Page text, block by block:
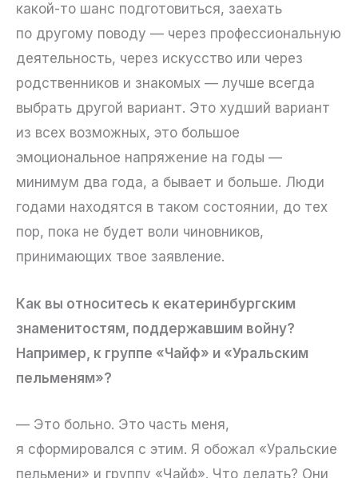
какой-то шанс подготовиться, заехать
по другому поводу — через профессиональную
деятельность, через искусство или через
родственников и знакомых — лучше всегда
выбрать другой вариант. Это худший вариант
из всех возможных, это большое
эмоциональное напряжение на годы —
минимум два года, а бывает и больше. Люди
годами находятся в таком состоянии, до тех
пор, пока не будет воли чиновников,
принимающих твое заявление.
Как вы относитесь к екатеринбургским
знаменитостям, поддержавшим войну?
Например, к группе «Чайф» и «Уральским
пельменям»?
— Это больно. Это часть меня,
я сформировался с этим. Я обожал «Уральские
пельмени» и группу «Чайф». Что делать? Они